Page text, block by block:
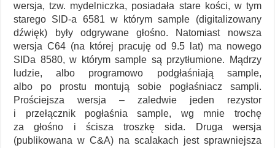
wersja, tzw. mydelniczka, posiadała stare kości, w tym
starego SID-a 6581 w którym sample (digitalizowany
dźwięk) były odgrywane głośno. Natomiast nowsza
wersja C64 (na której pracuję od 9.5 lat) ma nowego
SIDa 8580, w którym sample są przytłumione. Mądrzy
ludzie, albo programowo podgłaśniają sample,
albo po prostu montują sobie pogłaśniacz sampli.
Prościejsza wersja – zaledwie jeden rezystor
i przełącznik pogłaśnia sample, wg mnie trochę
za głośno i ścisza troszkę sida. Druga wersja
(publikowana w C&A) na scalakach jest sprawniejsza